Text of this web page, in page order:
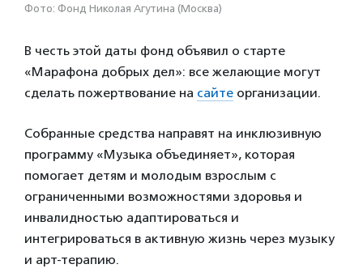
Фото: Фонд Николая Агутина (Москва)
В честь этой даты фонд объявил о старте
«Марафона добрых дел»: все желающие могут
сделать пожертвование на сайте организации.
Собранные средства направят на инклюзивную
программу «Музыка объединяет», которая
помогает детям и молодым взрослым с
ограниченными возможностями здоровья и
инвалидностью адаптироваться и
интегрироваться в активную жизнь через музыку
и арт-терапию.